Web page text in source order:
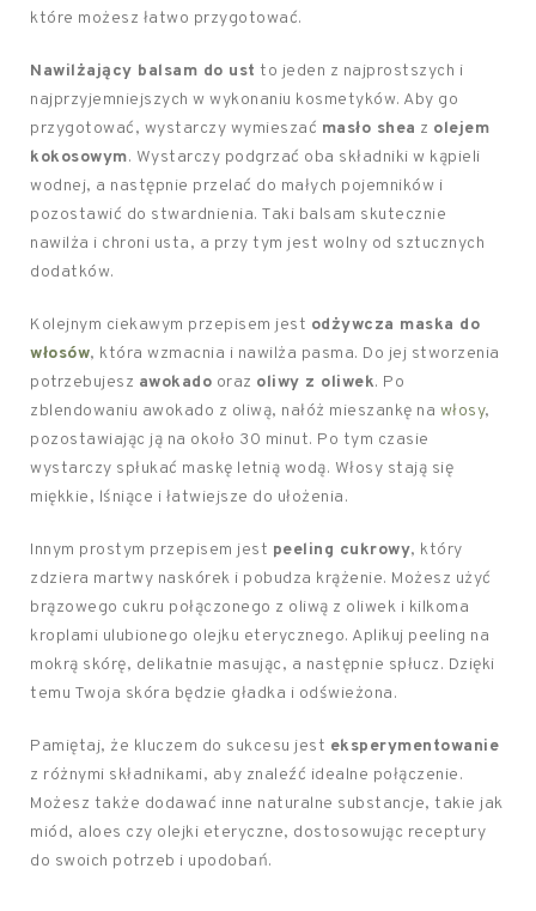
które możesz łatwo przygotować.
Nawilżający balsam do ust to jeden z najprostszych i
najprzyjemniejszych w wykonaniu kosmetyków. Aby go
przygotować, wystarczy wymieszać masło shea z olejem
kokosowym. Wystarczy podgrzać oba składniki w kąpieli
wodnej, a następnie przelać do małych pojemników i
pozostawić do stwardnienia. Taki balsam skutecznie
nawilża i chroni usta, a przy tym jest wolny od sztucznych
dodatków.
Kolejnym ciekawym przepisem jest odżywcza maska do
włosów, która wzmacnia i nawilża pasma. Do jej stworzenia
potrzebujesz awokado oraz oliwy z oliwek. Po
zblendowaniu awokado z oliwą, nałóż mieszankę na włosy,
pozostawiając ją na około 30 minut. Po tym czasie
wystarczy spłukać maskę letnią wodą. Włosy stają się
miękkie, lśniące i łatwiejsze do ułożenia.
Innym prostym przepisem jest peeling cukrowy, który
zdziera martwy naskórek i pobudza krążenie. Możesz użyć
brązowego cukru połączonego z oliwą z oliwek i kilkoma
kroplami ulubionego olejku eterycznego. Aplikuj peeling na
mokrą skórę, delikatnie masując, a następnie spłucz. Dzięki
temu Twoja skóra będzie gładka i odświeżona.
Pamiętaj, że kluczem do sukcesu jest eksperymentowanie
z różnymi składnikami, aby znaleźć idealne połączenie.
Możesz także dodawać inne naturalne substancje, takie jak
miód, aloes czy olejki eteryczne, dostosowując receptury
do swoich potrzeb i upodobań.